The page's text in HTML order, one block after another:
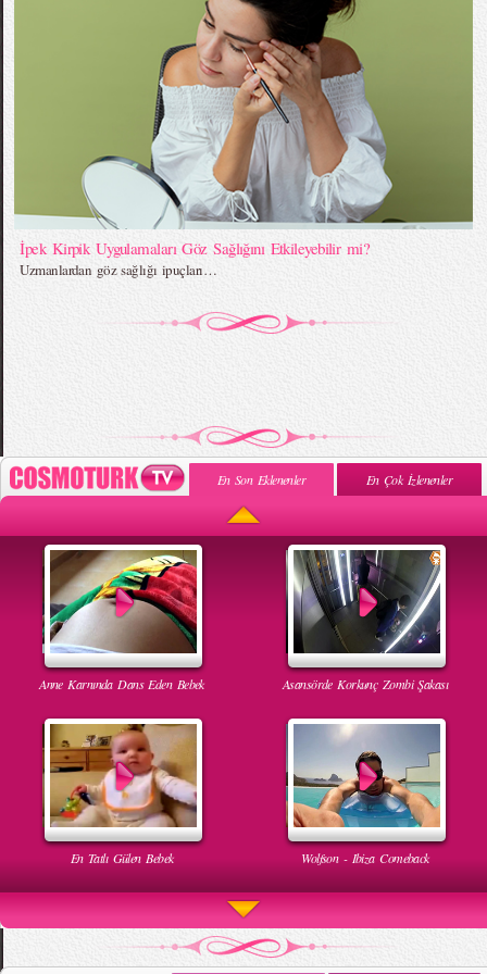
İpek Kirpik Uygulamaları Göz Sağlığını Etkileyebilir mi?
Uzmanlardan göz sağlığı ipuçları…
En Son Eklenenler En Çok İzlenenler
Anne Karnında Dans Eden Bebek Asansörde Korkunç Zombi Şakası
En Tatlı Gülen Bebek Wolfson - Ibiza Comeback